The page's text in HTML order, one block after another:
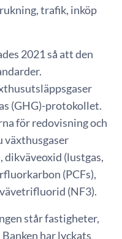
trafik, inköp
2021 så att den
(GHG)-protokollet.
för redovisning och
växthusgaser
dikväveoxid (lustgas,
(PCFs),
(NF3).
står fastigheter,
har lyckats